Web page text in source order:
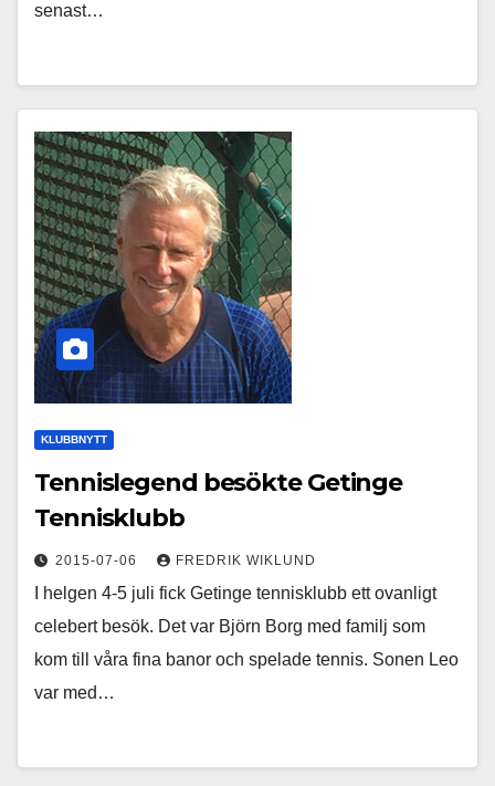
senast…
KLUBBNYTT
Tennislegend besökte Getinge
Tennisklubb
2015-07-06 FREDRIK WIKLUND
I helgen 4-5 juli fick Getinge tennisklubb ett ovanligt
celebert besök. Det var Björn Borg med familj som
kom till våra fina banor och spelade tennis. Sonen Leo
var med…